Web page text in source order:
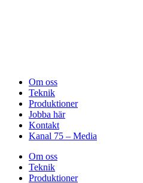
Om oss
Teknik
Produktioner
Jobba här
Kontakt
Kanal 75 – Media
Om oss
Teknik
Produktioner